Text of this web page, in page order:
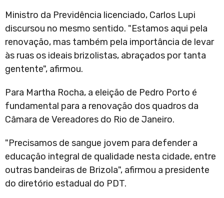
Ministro da Previdência licenciado, Carlos Lupi
discursou no mesmo sentido. "Estamos aqui pela
renovação, mas também pela importância de levar
às ruas os ideais brizolistas, abraçados por tanta
gentente", afirmou.
Para Martha Rocha, a eleição de Pedro Porto é
fundamental para a renovação dos quadros da
Câmara de Vereadores do Rio de Janeiro.
"Precisamos de sangue jovem para defender a
educação integral de qualidade nesta cidade, entre
outras bandeiras de Brizola", afirmou a presidente
do diretório estadual do PDT.